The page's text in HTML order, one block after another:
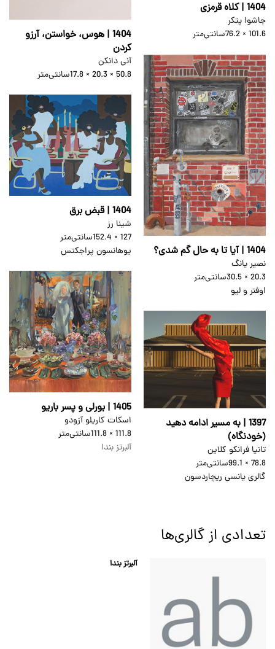
1404 | کلاه قرمزی
جاشوا پتکر
101.6 × 76.2
سانتی‌متر
1404 | هوس، خواستن، آرزو
کردن
آنی دانکن
50.8 × 20.3 × 17.8
سانتی‌متر
1404 | آیا تا به حال گم شدی؟
نصیر یانگ
20.3 × 30.5
سانتی‌متر
اوفنر و لیو
1404 | قبض برق
شینا رز
127 × 152.4
سانتی‌متر
یوهانسون پراجکتس
1405 | بورلی و پسر باریو
اسکات کاریلو آزودو
111.8 × 111.8
سانتی‌متر
آلبرتز بندا
1397 | به مسیر ادامه دهید
(خودنگاه)
تانیا فرانکو کلاین
78.8 × 99.1
سانتی‌متر
گالری یانسی ریچاردسون
تعدادی از گالری‌ها
آلبرتز بندا